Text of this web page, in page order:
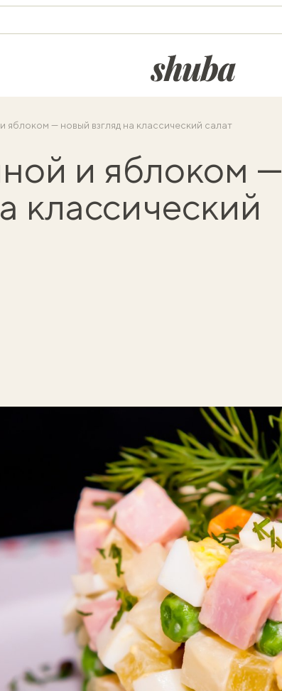
shuba.life
яблоком — новый взгляд на классический салат
и яблоком —
классический